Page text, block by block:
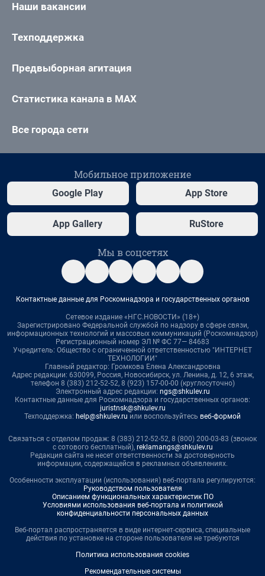
Наши вакансии
Техподдержка
Предвыборная агитация
Статистика канала в MAX
Все города сети
Мобильное приложение
Google Play App Store
App Gallery RuStore
Мы в соцсетях
Контактные данные для Роскомнадзора и государственных органов
Сетевое издание «НГС.НОВОСТИ» (18+)
Зарегистрировано Федеральной службой по надзору в сфере связи,
информационных технологий и массовых коммуникаций (Роскомнадзор)
Регистрационный номер ЭЛ № ФС 77— 84683
Учредитель: Общество с ограниченной ответственностью "ИНТЕРНЕТ
ТЕХНОЛОГИИ"
Главный редактор: Громкова Елена Александровна
Адрес редакции: 630099, Россия, Новосибирск, ул. Ленина, д. 12, 6 этаж,
телефон 8 (383) 212-52-52, 8 (923) 157-00-00 (круглосуточно)
Электронный адрес редакции: ngs@shkulev.ru
Контактные данные для Роскомнадзора и государственных органов:
juristnsk@shkulev.ru
Техподдержка: help@shkulev.ru или воспользуйтесь веб-формой
Связаться с отделом продаж: 8 (383) 212-52-52, 8 (800) 200-03-83 (звонок
с сотового бесплатный), reklamangs@shkulev.ru
Редакция сайта не несет ответственности за достоверность
информации, содержащейся в рекламных объявлениях.
Особенности эксплуатации (использования) веб-портала регулируются:
Руководством пользователя
Описанием функциональных характеристик ПО
Условиями использования веб-портала и политикой
конфиденциальности персональных данных
Веб-портал распространяется в виде интернет-сервиса, специальные
действия по установке на стороне пользователя не требуются
Политика использования cookies
Рекомендательные системы